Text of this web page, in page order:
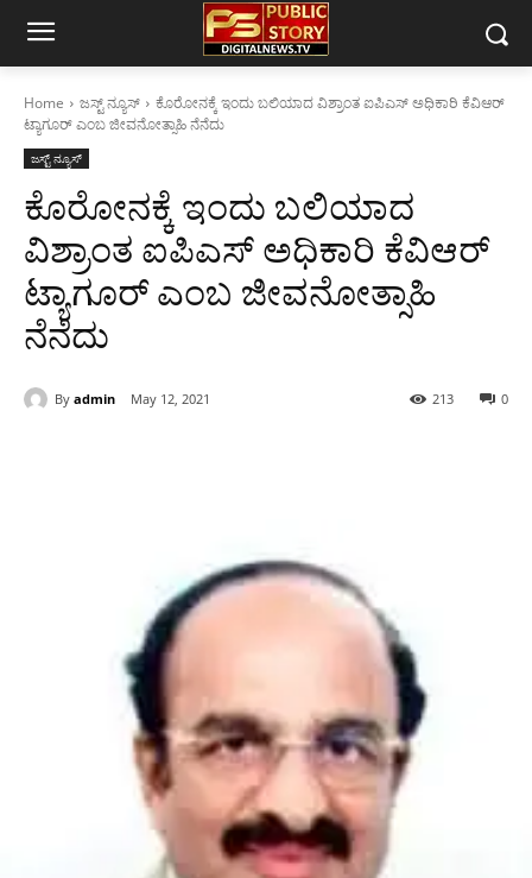
Home ಜಸ್ಟ್ ನ್ಯೂಸ್
ಕೊರೋನಕ್ಕೆ ಇಂದು ಬಲಿಯಾದ ವಿಶ್ರಾಂತ ಐಪಿಎಸ್ ಅಧಿಕಾರಿ ಕೆವಿಆರ್
ಟ್ಯಾಗೂರ್ ಎಂಬ ಜೀವನೋತ್ಸಾಹಿ ನೆನೆದು
ಜಸ್ಟ್ ನ್ಯೂಸ್
ಕೊರೋನಕ್ಕೆ ಇಂದು ಬಲಿಯಾದ
ವಿಶ್ರಾಂತ ಐಪಿಎಸ್ ಅಧಿಕಾರಿ ಕೆವಿಆರ್
ಟ್ಯಾಗೂರ್ ಎಂಬ ಜೀವನೋತ್ಸಾಹಿ
ನೆನೆದು
By admin May 12, 2021 0
213